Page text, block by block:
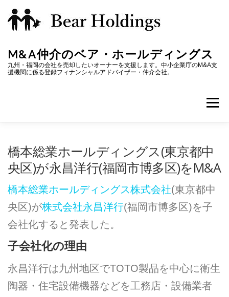
ン
ン
ツ
ッ
M&A仲介のベア・ホールディングス
九州・福岡の会社を売却したいオーナーを支援します。中小企業庁のM&A支
援機関に係る登録フィナンシャルアドバイザー・仲介会社。
メニ
橋本総業ホールディングス(東京都中
央区)が永昌洋行(福岡市博多区)をM&A
橋本総業ホールディングス株式会社(東京都中
央区)が株式会社永昌洋行(福岡市博多区)を子
会社化すると発表した。
子会社化の理由
永昌洋行は九州地区でTOTO製品を中心に衛生
陶器・住宅設備機器などを工務店・設備業者